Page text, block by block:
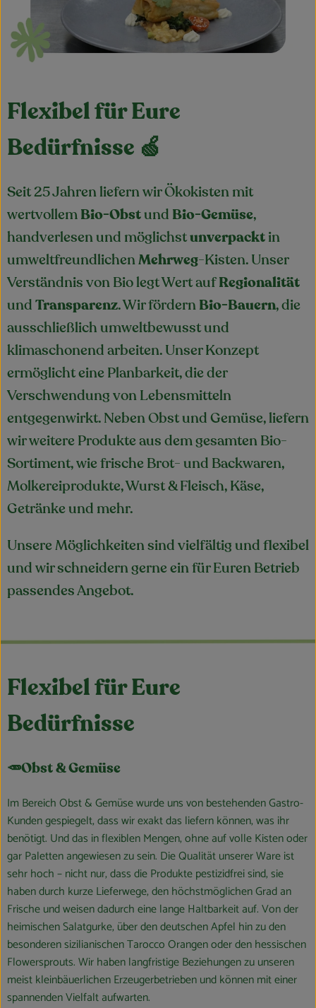
Feierlichkeiten & Geschenke
Nützliches
Großküche
Über uns
Für Firmenkunden
Flexibel für Eure
Bedürfnisse 🍏
Seit 25 Jahren liefern wir Ökokisten mit
wertvollem Bio-Obst und Bio-Gemüse,
handverlesen und möglichstunverpackt in
umweltfreundlichen Mehrweg-Kisten. Unser
Verständnis von Bio legt Wert aufRegionalität
und Transparenz. Wir fördern Bio-Bauern, die
ausschließlich umweltbewusst und
klimaschonend arbeiten. Unser Konzept
ermöglicht eine Planbarkeit, die der
Verschwendung von Lebensmitteln
entgegenwirkt. Neben Obst und Gemüse, liefern
wir weitere Produkte aus dem gesamten Bio-
Sortiment, wie frische Brot- und Backwaren,
Molkereiprodukte, Wurst & Fleisch, Käse,
Getränke und mehr.
Unsere Möglichkeiten sind vielfältig und flexibel
und wir schneidern gerne ein für Euren Betrieb
passendes Angebot.
Flexibel für Eure
Bedürfnisse
🥕Obst & Gemüse
Im Bereich Obst & Gemüse wurde uns von bestehenden Gastro-
Kunden gespiegelt, dass wir exakt das liefern können, was ihr
benötigt. Und das in flexiblen Mengen, ohne auf volle Kisten oder
gar Paletten angewiesen zu sein. Die Qualität unserer Ware ist
sehr hoch – nicht nur, dass die Produkte pestizidfrei sind, sie
haben durch kurze Lieferwege, den höchstmöglichen Grad an
Frische und weisen dadurch eine lange Haltbarkeit auf. Von der
heimischen Salatgurke, über den deutschen Apfel hin zu den
besonderen sizilianischen Tarocco Orangen oder den hessischen
Flowersprouts. Wir haben langfristige Beziehungen zu unseren
meist kleinbäuerlichen Erzeugerbetrieben und können mit einer
spannenden Vielfalt aufwarten.